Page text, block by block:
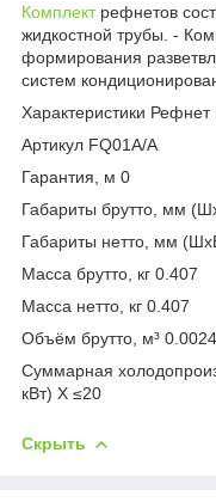
Комплектрефнетов
жидкостной трубы. -
формирования
систем
Характеристики Рефнет
Артикул FQ01A/A
Гарантия, м 0
Габариты брутто, мм
Габариты нетто, мм
Масса брутто, кг 0.407
Масса нетто, кг 0.407
Объём брутто, м³ 0.0024
Суммарная
кВт) Х ≤20
Скрыть